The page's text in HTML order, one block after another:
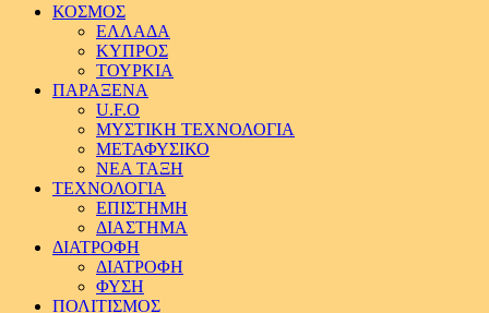
ΚΟΣΜΟΣ
ΕΛΛΑΔΑ
ΚΥΠΡΟΣ
ΤΟΥΡΚΙΑ
ΠΑΡΑΞΕΝΑ
U.F.O
ΜΥΣΤΙΚΗ ΤΕΧΝΟΛΟΓΙΑ
ΜΕΤΑΦΥΣΙΚΟ
ΝΕΑ ΤΑΞΗ
ΤΕΧΝΟΛΟΓΙΑ
ΕΠΙΣΤΗΜΗ
ΔΙΑΣΤΗΜΑ
ΔΙΑΤΡΟΦΗ
ΔΙΑΤΡΟΦΗ
ΦΥΣΗ
ΠΟΛΙΤΙΣΜΟΣ